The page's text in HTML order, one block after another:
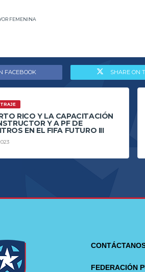
FEMENINA
FACEBOOK SHARE ON
RICO Y LA CAPACITACIÓN
Y A PF DE
EN EL FIFA FUTURO III
FEDERACIÓN